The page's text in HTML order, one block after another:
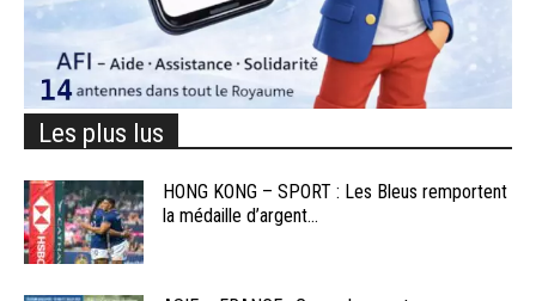
Les plus lus
HONG KONG – SPORT : Les Bleus remportent
la médaille d’argent...